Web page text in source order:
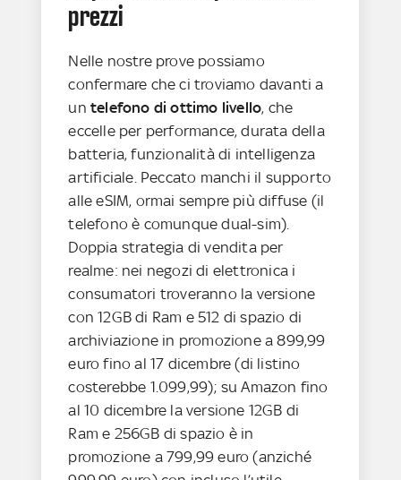
prezzi
Nelle nostre prove possiamo
confermare che ci troviamo davanti a
untelefono di ottimo livello, che
eccelle per performance, durata della
batteria, funzionalità di intelligenza
artificiale. Peccato manchi il supporto
alle eSIM, ormai sempre più diffuse (il
telefono è comunque dual-sim).
Doppia strategia di vendita per
realme: nei negozi di elettronica i
consumatori troveranno la versione
con 12GB di Ram e 512 di spazio di
archiviazione in promozione a 899,99
euro fino al 17 dicembre (di listino
costerebbe 1.099,99); su Amazon fino
al 10 dicembre la versione 12GB di
Ram e 256GB di spazio è in
promozione a 799,99 euro (anziché